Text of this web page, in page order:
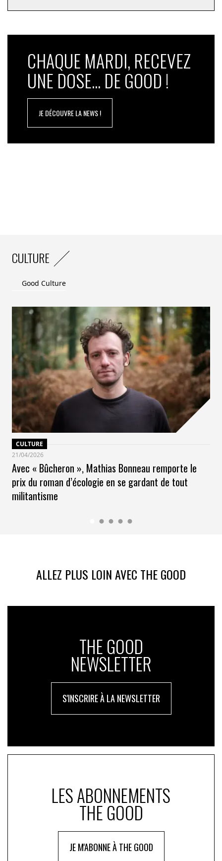
CHAQUE MARDI, RECEVEZ
UNE DOSE... DE GOOD !
JE DÉCOUVRE LA NEWS !
CULTURE
Good Culture
CULTURE
21/04/2026
Avec « Bûcheron », Mathias Bonneau remporte le
prix du roman d’écologie en se gardant de tout
militantisme
ALLEZ PLUS LOIN AVEC THE GOOD
THE GOOD
NEWSLETTER
S'INSCRIRE À LA NEWSLETTER
LES ABONNEMENTS
THE GOOD
JE M'ABONNE À THE GOOD